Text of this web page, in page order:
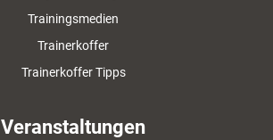
Trainingsmedien
Trainerkoffer
Trainerkoffer Tipps
Veranstaltungen